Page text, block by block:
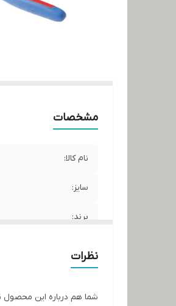
مشخصات
نام کالا:
سایز:
برند:
نظرات
شما هم درباره این محصول